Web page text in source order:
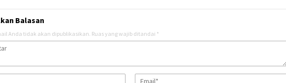
Balasan
Anda tidak akan dipublikasikan. Ruas yang wajib ditandai *